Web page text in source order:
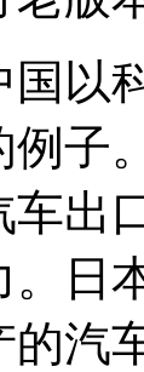
技
例子
车出
。日
的汽